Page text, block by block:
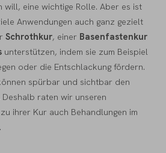
will, eine wichtige Rolle. Aber es ist
Anwendungen auch ganz gezielt
Schrothkur, einer Basenfastenkur
unterstützen, indem sie zum Beispiel
oder die Entschlackung fördern.
spürbar und sichtbar den
raten wir unseren
ihrer Kur auch Behandlungen im